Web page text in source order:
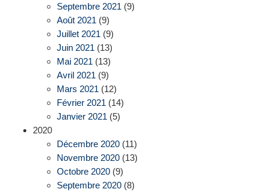
Septembre 2021 (9)
Août 2021 (9)
Juillet 2021 (9)
Juin 2021 (13)
Mai 2021 (13)
Avril 2021 (9)
Mars 2021 (12)
Février 2021 (14)
Janvier 2021 (5)
2020
Décembre 2020 (11)
Novembre 2020 (13)
Octobre 2020 (9)
Septembre 2020 (8)